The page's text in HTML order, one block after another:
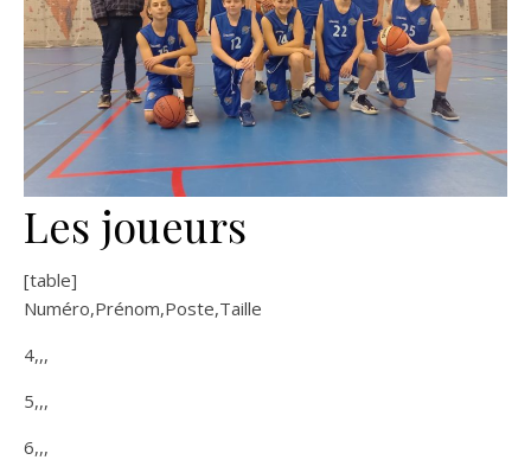
Les joueurs
[table]
Numéro,Prénom,Poste,Taille
4,,,
5,,,
6,,,